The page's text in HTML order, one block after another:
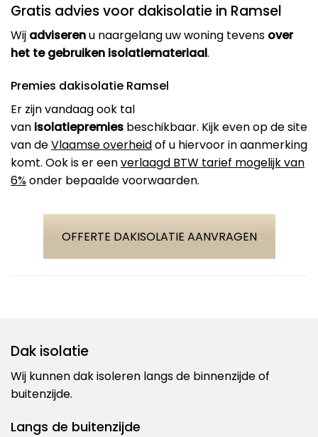
Gratis advies voor dakisolatie in Ramsel
Wij adviserenu naargelang uw woning tevens over
het te gebruiken isolatiemateriaal.
Premies dakisolatie Ramsel
Er zijn vandaag ook tal
van isolatiepremies beschikbaar. Kijk even op de site
van deVlaamse overheidof u hiervoor in aanmerking
komt. Ook is er eenverlaagd BTW tarief mogelijk van
6%onder bepaalde voorwaarden.
OFFERTE DAKISOLATIE AANVRAGEN
Dak isolatie
Wij kunnen dak isoleren langs de binnenzijde of
buitenzijde.
Langs de buitenzijde